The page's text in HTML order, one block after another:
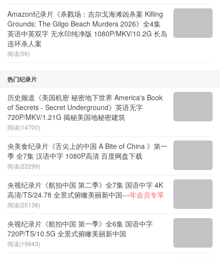
Amazon纪录片《杀戮场：吉尔戈海滩凶杀案 Killing
Grounds: The Gilgo Beach Murders 2026》全4集
英语中英双字 无水印纯净版 1080P/MKV/10.2G 长岛
连环杀人案
阅读(56)
热门纪录片
历史频道《美国机密 秘密地下世界 America's Book
of Secrets - Secret Underground》英语无字
720P/MKV/1.21G 揭秘美国地秘密建筑
阅读(14700)
央美食纪录片《舌尖上的中国 A Bite of China 》第一
季 全7集 汉语中字 1080P高清 百度网盘下载
阅读(22299)
央视纪录片《航拍中国 第二季》全7集 国语中字 4K
高清/TS/24.78 全景式俯瞰美丽新中国---年会员专享
阅读(25138)
央视纪录片《航拍中国 第一季》全6集 国语中字
720P/TS/10.5G 全景式俯瞰美丽新中国
阅读(19943)